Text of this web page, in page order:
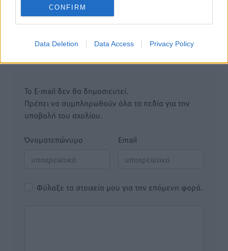
CONFIRM
Data Deletion Data Access Privacy Policy
καμμία προειδοποίηση. Χρήστες που δεν τηρούν τους
όρους χρήσης αποκλείονται.
Το E-mail δεν θα δημοσιευτεί.
Πρέπει να συμπληρωθούν όλα τα πεδία για την
υποβολή του σχολίου.
Όνοματεπώνυμο Email
Φύλαξε τα στοιχεία μου για την επόμενη φορά.